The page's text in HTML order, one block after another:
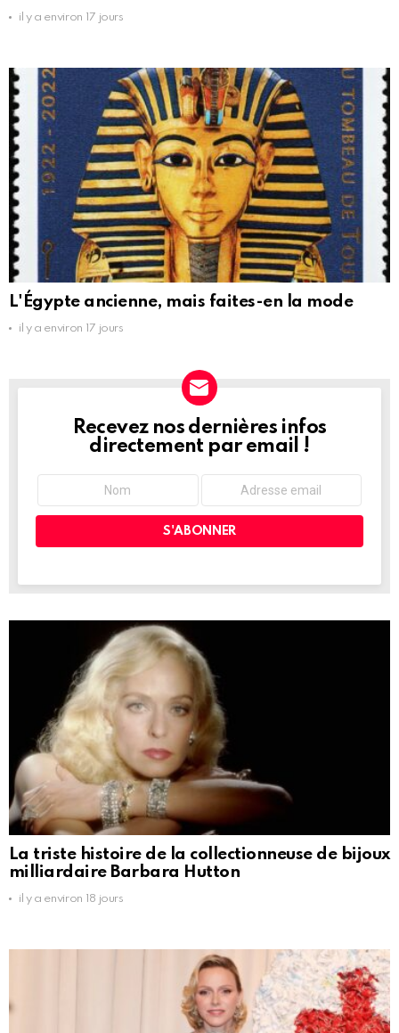
il y a environ 17 jours
L'Égypte ancienne, mais faites-en la mode
il y a environ 17 jours
NEWSLETTER
Recevez nos dernières infos
directement par email !
La triste histoire de la collectionneuse de bijoux
milliardaire Barbara Hutton
il y a environ 18 jours